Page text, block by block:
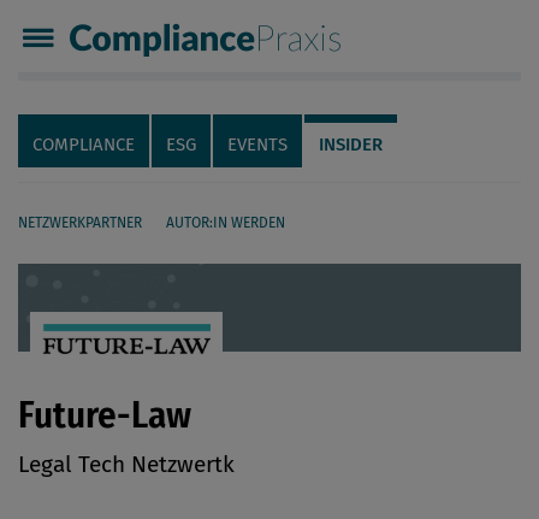
Compliance Praxis
Servicenavigation
Navigation
COMPLIANCE ESG EVENTS INSIDER
NETZWERKPARTNER AUTOR:IN WERDEN
Future-Law
Legal Tech Netzwertk